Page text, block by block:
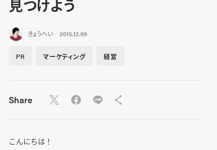
見つけよう
きょうへい 2015.12.09
PR マーケティング 経営
Share
こんにちは！